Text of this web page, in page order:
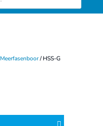
Meerfasenboor/ HSS-G